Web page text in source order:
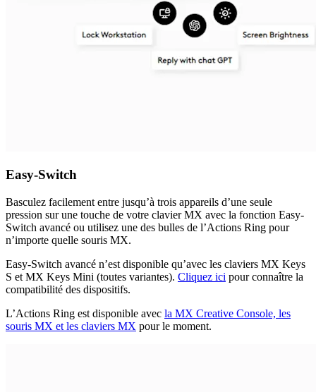
Easy-Switch
Basculez facilement entre jusqu’à trois appareils d’une seule
pression sur une touche de votre clavier MX avec la fonction Easy-
Switch avancé ou utilisez une des bulles de l’Actions Ring pour
n’importe quelle souris MX.
Easy-Switch avancé n’est disponible qu’avec les claviers MX Keys
S et MX Keys Mini (toutes variantes). Cliquez ici pour connaître la
compatibilité des dispositifs.
L’Actions Ring est disponible avec la MX Creative Console, les
souris MX et les claviers MX pour le moment.